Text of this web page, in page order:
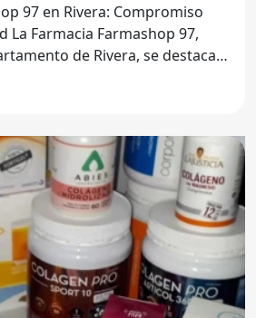
97 en Rivera: Compromiso
de Rivera, se destaca